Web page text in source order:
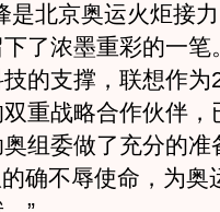
是北京奥运火炬接
了浓墨重彩的一笔
的支撑，联想作
重战略合作伙伴，
组委做了充分的准
确不辱使命，为奥